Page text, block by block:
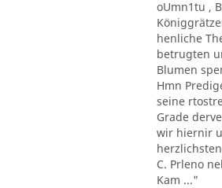
oUmn1tu ,
henliche
betrugten
Blumen
Hmn
seine
Grade
wir hiernir
C. Prleno
Kam ..."